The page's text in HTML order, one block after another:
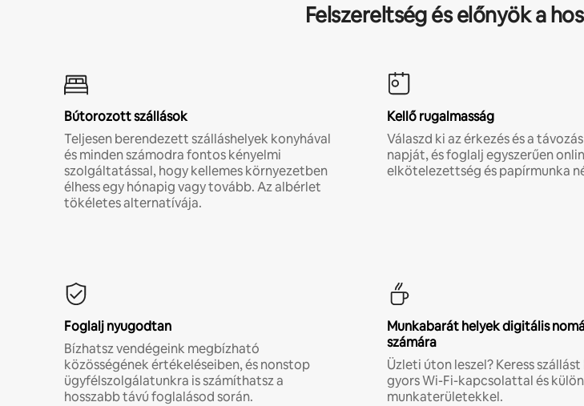
Felszereltség és előnyök a
Bútorozott szállások
Teljesen berendezett szálláshelyek konyhával
és minden számodra fontos kényelmi
szolgáltatással, hogy kellemes környezetben
élhess egy hónapig vagy tovább. Az albérlet
tökéletes alternatívája.
Kellő rugalmasság
Válaszd ki az érkezés és a
napját, és foglalj egyszerűen
elkötelezettség és papírmunka
Foglalj nyugodtan
Bízhatsz vendégeink megbízható
közösségének értékeléseiben, és nonstop
ügyfélszolgálatunkra is számíthatsz a
hosszabb távú foglalásod során.
Munkabarát helyek digitális
számára
Üzleti úton leszel? Keress
gyors Wi-Fi-kapcsolattal és külön
munkaterületekkel.